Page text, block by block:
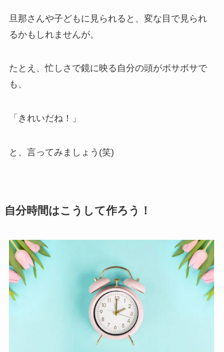
旦那さんや子どもに見られると、変な目で見られ
るかもしれませんが。
たとえ、忙しさで鏡に映る自分の頭がボサボサで
も、
「きれいだね！」
と、言ってみましょう(笑)
自分時間はこうして作ろう！